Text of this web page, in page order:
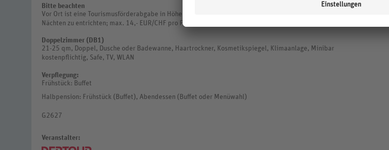
Bitte beachten
Vor Ort ist eine Tourismusförderabgabe in Höhe von 3,- EUR/CHF pro Person (ab 13 Jahre) pro Tag bei max. 7
Nächten zu entrichten; max. 14,- EUR/CHF pro Person (Stand: April 2024). Änderungen vorbehalten.
Doppelzimmer (DB1)
21-25 qm, Doppel, Dusche oder Badewanne, Haartrockner, Kosmetikspiegel, Klimaanlage, Minibar
kostenpflichtig, Safe, TV, WLAN
Verpflegung:
Frühstück: Buffet
Halbpension: Frühstück (Buffet), Abendessen (Buffet oder Menüwahl)
G2627
Veranstalter: